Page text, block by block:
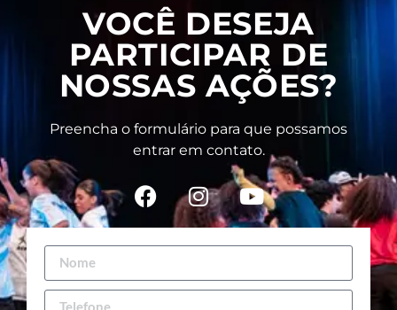
VOCÊ DESEJA
PARTICIPAR DE
NOSSAS AÇÕES?
Preencha o formulário para que possamos
entrar em contato.